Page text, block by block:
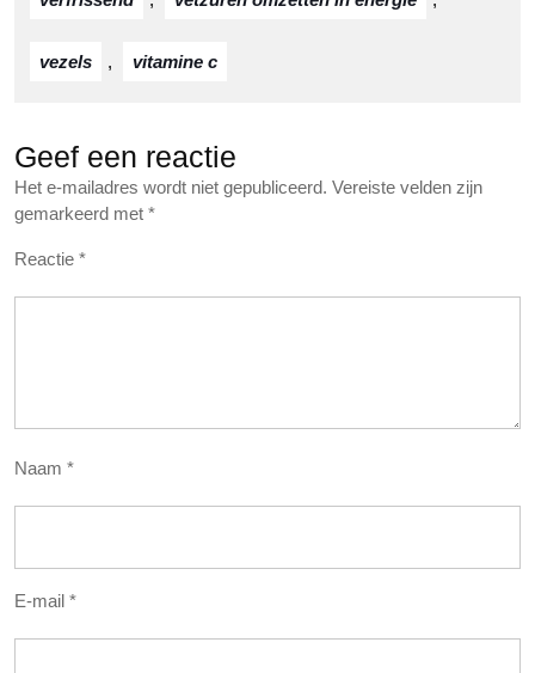
vezels , vitamine c
Geef een reactie
Het e-mailadres wordt niet gepubliceerd. Vereiste velden zijn
gemarkeerd met *
Reactie *
Naam *
E-mail *